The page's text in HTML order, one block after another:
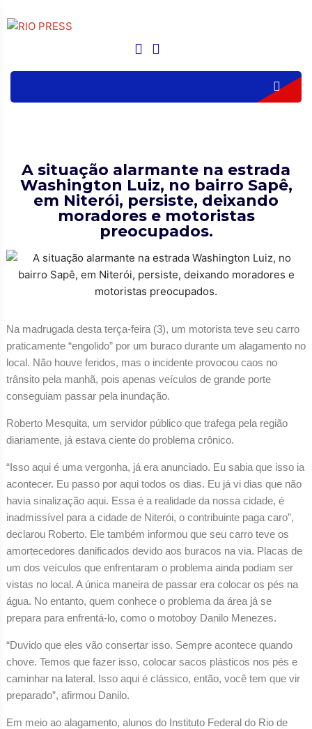
A situação alarmante na estrada
Washington Luiz, no bairro Sapê,
em Niterói, persiste, deixando
moradores e motoristas
preocupados.
Na madrugada desta terça-feira (3), um motorista teve seu carro
praticamente “engolido” por um buraco durante um alagamento no
local. Não houve feridos, mas o incidente provocou caos no
trânsito pela manhã, pois apenas veículos de grande porte
conseguiam passar pela inundação.
Roberto Mesquita, um servidor público que trafega pela região
diariamente, já estava ciente do problema crônico.
“Isso aqui é uma vergonha, já era anunciado. Eu sabia que isso ia
acontecer. Eu passo por aqui todos os dias. Eu já vi dias que não
havia sinalização aqui. Essa é a realidade da nossa cidade, é
inadmissível para a cidade de Niterói, o contribuinte paga caro”,
declarou Roberto. Ele também informou que seu carro teve os
amortecedores danificados devido aos buracos na via. Placas de
um dos veículos que enfrentaram o problema ainda podiam ser
vistas no local. A única maneira de passar era colocar os pés na
água. No entanto, quem conhece o problema da área já se
prepara para enfrentá-lo, como o motoboy Danilo Menezes.
“Duvido que eles vão consertar isso. Sempre acontece quando
chove. Temos que fazer isso, colocar sacos plásticos nos pés e
caminhar na lateral. Isso aqui é clássico, então, você tem que vir
preparado”, afirmou Danilo.
Em meio ao alagamento, alunos do Instituto Federal do Rio de